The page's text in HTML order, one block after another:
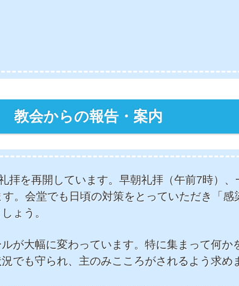
教会からの報告・案内
拝を再開しています。早朝礼拝（午前7時）、
す。会堂でも日頃の対策をとっていただき「感
ょう。
が大幅に変わっています。特に集まって何か
でも守られ、主のみこころがされるよう求め